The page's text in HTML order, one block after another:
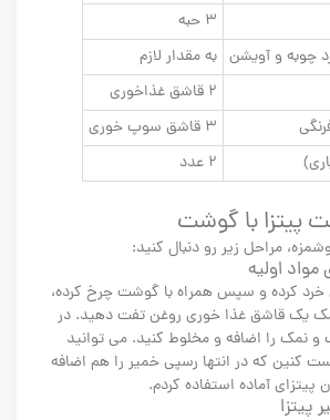
۳ حبه
چوبه و آویشن به مقدار لازم
۲ قاشق غذاخوری
۳ قاشق سوپ خوری
۲ عدد
پیتزا با گوشت
مراحل زیر رو دنبال کنید:
اولیه
خرد کرده و سپس همراه با گوشت چرخ کرده،
یک قاشق غذا خوری روغن تفت دهید. در
نمک را اضافه و مخلوط کنید. می توانید
کنین که در انتها رسپی خمیر را هم اضافه
پیتزای آماده استفاده کردم.
پیتزا